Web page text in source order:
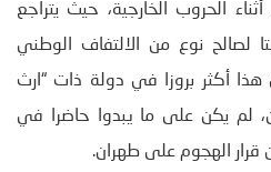
الحروب الخارجية، حيث يتراجع
لصالح نوع من الالتفاف الوطني
هذا أكثر بروزا في دولة ذات “ارث
لم يكن على ما يبدوا حاضرا في
الهجوم على طهران.